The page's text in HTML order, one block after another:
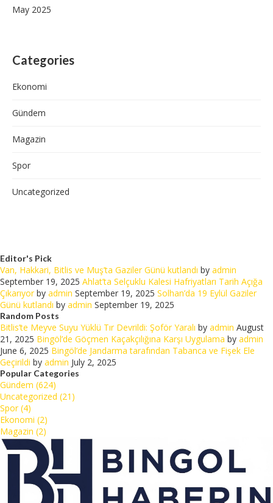
May 2025
Categories
Ekonomi
Gündem
Magazin
Spor
Uncategorized
Editor's Pick
Van, Hakkari, Bitlis ve Muş’ta Gaziler Günü kutlandı by admin
September 19, 2025 Ahlat’ta Selçuklu Kalesi Hafriyatları Tarih Açığa
Çıkarıyorby admin September 19, 2025 Solhan’da 19 Eylül Gaziler
Günü kutlandı by admin September 19, 2025
Random Posts
Bitlis’te Meyve Suyu Yüklü Tır Devrildi: Şoför Yaralı by admin August
21, 2025 Bingöl’de Göçmen Kaçakçılığına Karşı Uygulama by admin
June 6, 2025 Bingöl’de Jandarma tarafından Tabanca ve Fişek Ele
Geçirildi by admin July 2, 2025
Popular Categories
Gündem (624)
Uncategorized (21)
Spor (4)
Ekonomi (2)
Magazin (2)